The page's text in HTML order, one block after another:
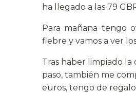
ha llegado a las 79
Para mañana tengo
fiebre y vamos a ver
Tras haber limpiado la
paso, también me
euros, tengo de